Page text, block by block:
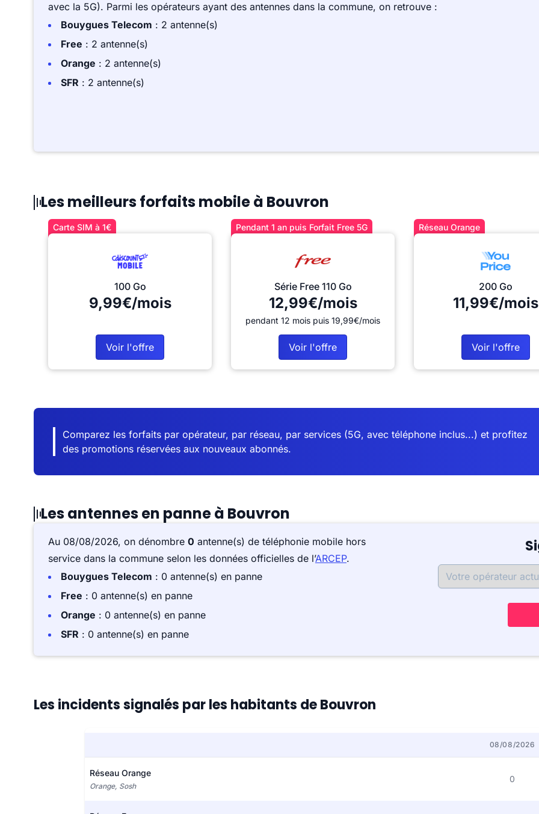
avec la 5G). Parmi les opérateurs ayant des antennes dans la commune, on retrouve :
Bouygues Telecom : 2 antenne(s)
Free : 2 antenne(s)
Orange : 2 antenne(s)
SFR : 2 antenne(s)
Les meilleurs forfaits mobile à Bouvron
Carte SIM à 1€
100 Go
9,99€/mois
Voir l'offre
Pendant 1 an puis Forfait Free 5G
Série Free 110 Go
12,99€/mois
pendant 12 mois puis 19,99€/mois
Voir l'offre
Réseau Orange
200 Go
11,99€/mois
Voir l'offre
Comparez les forfaits par opérateur, par réseau, par services (5G, avec téléphone inclus...) et profitez
des promotions réservées aux nouveaux abonnés.
Les antennes en panne à Bouvron
Au 08/08/2026, on dénombre 0 antenne(s) de téléphonie mobile hors
service dans la commune selon les données officielles de l’ARCEP.
Bouygues Telecom : 0 antenne(s) en panne
Free : 0 antenne(s) en panne
Orange : 0 antenne(s) en panne
SFR : 0 antenne(s) en panne
Les incidents signalés par les habitants de Bouvron
08/08/2026
Réseau Orange
Orange, Sosh
0